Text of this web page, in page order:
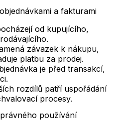
a fakturami
od kupujícího,
závazek k nákupu,
platbu za prodej.
je před transakcí,
rozdílů patří uspořádání
procesy.
používání